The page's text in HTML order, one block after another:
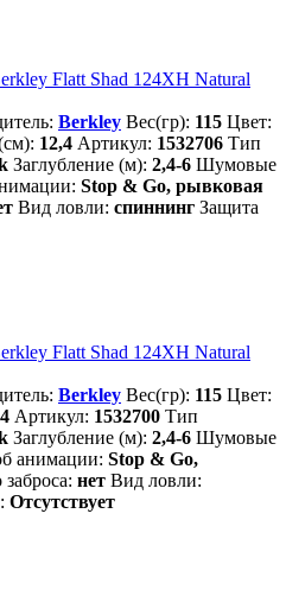
Flatt Shad 124XH Natural
Berkley Вес(гр): 115 Цвет:
12,4 Артикул: 1532706 Тип
Заглубление (м): 2,4-6 Шумовые
Stop & Go, рывковая
Вид ловли: спиннинг Защита
Flatt Shad 124XH Natural
Berkley Вес(гр): 115 Цвет:
Артикул: 1532700 Тип
Заглубление (м): 2,4-6 Шумовые
анимации: Stop & Go,
нет Вид ловли:
Отсутствует